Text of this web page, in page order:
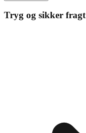
Tryg og sikker fragt